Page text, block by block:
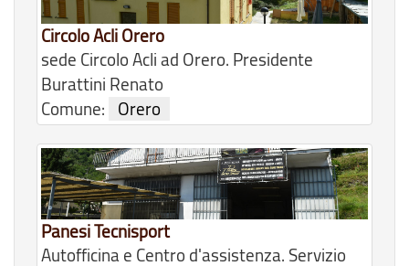
Circolo Acli Orero
sede Circolo Acli ad Orero. Presidente
Burattini Renato
Comune:
Orero
Panesi Tecnisport
Autofficina e Centro d'assistenza. Servizio